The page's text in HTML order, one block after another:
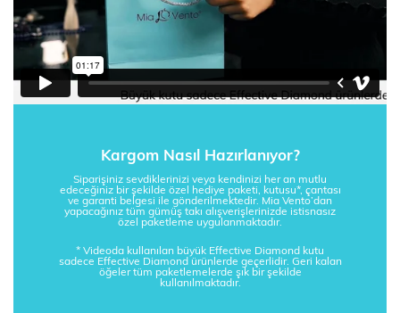
Kargom Nasıl Hazırlanıyor?
Siparişiniz sevdiklerinizi veya kendinizi her an mutlu
edeceğiniz bir şekilde özel hediye paketi, kutusu*, çantası
ve garanti belgesi ile gönderilmektedir. Mia Vento’dan
yapacağınız tüm gümüş takı alışverişlerinizde istisnasız
özel paketleme uygulanmaktadır.
* Videoda kullanılan büyük Effective Diamond kutu
sadece Effective Diamond ürünlerde geçerlidir. Geri kalan
öğeler tüm paketlemelerde şık bir şekilde
kullanılmaktadır.